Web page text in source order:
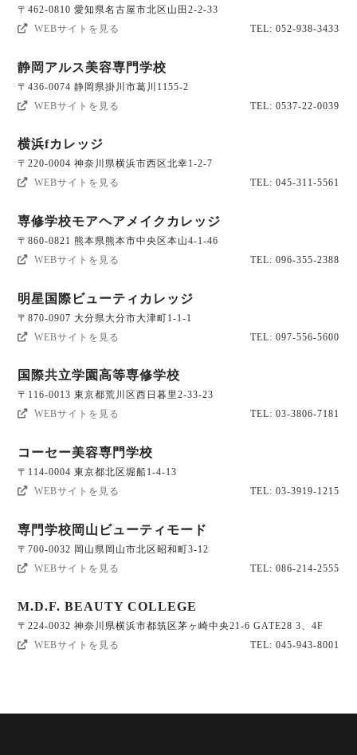
〒462-0810 愛知県名古屋市北区山田2-2-33
WEBサイトを見る
TEL: 052-938-3433
静岡アルス美容専門学校
〒436-0074 静岡県掛川市葛川1155-2
WEBサイトを見る
TEL: 0537-22-0039
横浜fカレッジ
〒220-0004 神奈川県横浜市西区北幸1-2-7
WEBサイトを見る
TEL: 045-311-5561
専修学校モアヘアメイクカレッジ
〒860-0821 熊本県熊本市中央区本山4-1-46
WEBサイトを見る
TEL: 096-355-2388
明星国際ビューティカレッジ
〒870-0907 大分県大分市大津町1-1-1
WEBサイトを見る
TEL: 097-556-5600
国際共立学園高等専修学校
〒116-0013 東京都荒川区西日暮里2-33-23
WEBサイトを見る
TEL: 03-3806-7181
コーセー美容専門学校
〒114-0004 東京都北区堀船1-4-13
WEBサイトを見る
TEL: 03-3919-1215
専門学校岡山ビューティモード
〒700-0032 岡山県岡山市北区昭和町3-12
WEBサイトを見る
TEL: 086-214-2555
M.D.F. BEAUTY COLLEGE
〒224-0032 神奈川県横浜市都筑区茅ヶ崎中央21-6 GATE28 3、4F
WEBサイトを見る
TEL: 045-943-8001